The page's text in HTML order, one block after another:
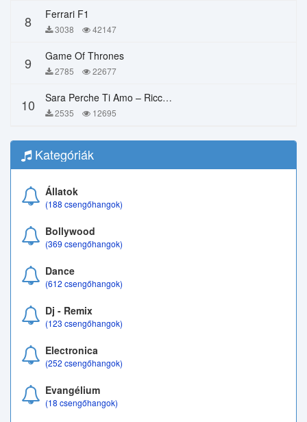
8 Ferrari F1
3038 42147
9 Game Of Thrones
2785 22677
10 Sara Perche Ti Amo – Ricchi E Poveri
2535 12695
Kategóriák
Állatok
(188 csengőhangok)
Bollywood
(369 csengőhangok)
Dance
(612 csengőhangok)
Dj - Remix
(123 csengőhangok)
Electronica
(252 csengőhangok)
Evangélium
(18 csengőhangok)